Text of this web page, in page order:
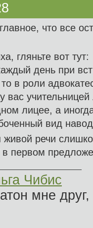
что все
гляньте вот тут:
день при
то в роли
вас
лицее, а
вид
живой речи
в первом
Чибис
мне